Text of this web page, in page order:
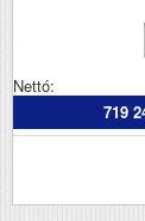
Nettó:
719